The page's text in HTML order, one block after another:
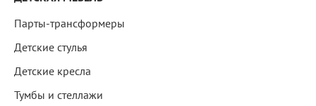
Парты-трансформеры
Детские стулья
Детские кресла
Тумбы и стеллажи